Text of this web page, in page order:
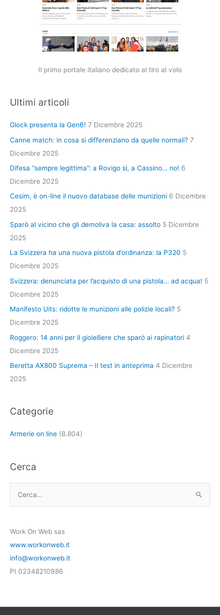
Il primo portale italiano dedicato al tiro al volo
Ultimi articoli
Glock presenta la Gen6! 7 Dicembre 2025
Canne match: in cosa si differenziano da quelle normali? 7
Dicembre 2025
Difesa “sempre legittima”: a Rovigo sì, a Cassino… no! 6
Dicembre 2025
Cesim, è on-line il nuovo database delle munizioni 6 Dicembre
2025
Sparò al vicino che gli demoliva la casa: assolto 5 Dicembre
2025
La Svizzera ha una nuova pistola d’ordinanza: la P320 5
Dicembre 2025
Svizzera: denunciata per l’acquisto di una pistola… ad acqua! 5
Dicembre 2025
Manifesto Uits: ridotte le munizioni alle polizie locali? 5
Dicembre 2025
Roggero: 14 anni per il gioielliere che sparò ai rapinatori 4
Dicembre 2025
Beretta AX800 Suprema – Il test in anteprima 4 Dicembre
2025
Categorie
Armerie on line (8.804)
Cerca
c
a
:
Work On Web sas
www.workonweb.it
info@workonweb.it
PI 02348210986